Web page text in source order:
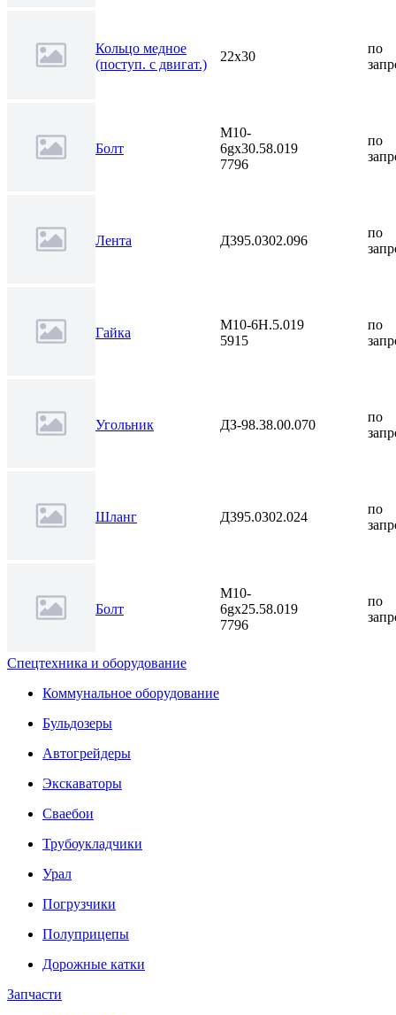
Кольцо медное
(поступ. с двигат.)
22х30
по
Болт
М10-
6gх30.58.019
7796
по
Лента Д395.0302.096
по
Гайка
М10-6Н.5.019
5915
по
Угольник ДЗ-98.38.00.070
по
Шланг Д395.0302.024
по
Болт
М10-
6gх25.58.019
7796
по
Спецтехника и оборудование
Коммунальное оборудование
Бульдозеры
Автогрейдеры
Экскаваторы
Сваебои
Трубоукладчики
Урал
Погрузчики
Полуприцепы
Дорожные катки
Запчасти